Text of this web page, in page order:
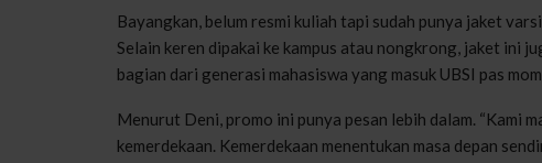
Bayangkan, belum resmi kuliah tapi sudah punya jaket
Selain keren dipakai ke kampus atau nongkrong, jaket ini
bagian dari generasi mahasiswa yang masuk UBSI pas
Menurut Deni, promo ini punya pesan lebih dalam. “Kami
kemerdekaan. Kemerdekaan menentukan masa depan